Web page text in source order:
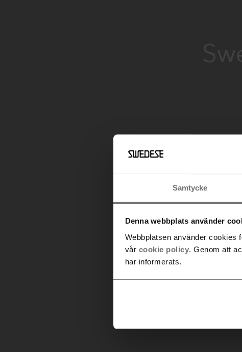
Samtycke
Denna webbplats använder
Webbplatsen använder cookies
vår cookie policy. Genom att
har informerats.